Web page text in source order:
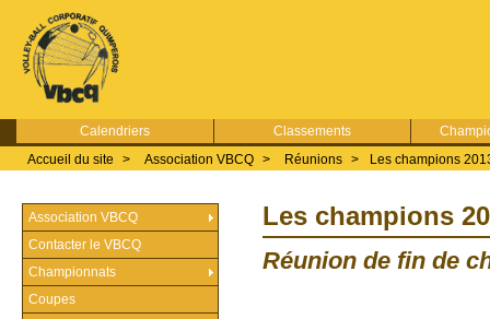
Calendriers Classements
Accueil du site
> Association VBCQ > Réunions > Les champions
Les champions
Réunion de fin de
Association VBCQ
Contacter le VBCQ
Championnats
Coupes